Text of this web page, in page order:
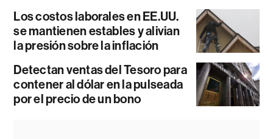
Los costos laborales en EE.UU.
se mantienen estables y alivian
la presión sobre la inflación
Detectan ventas del Tesoro para
contener al dólar en la pulseada
por el precio de un bono